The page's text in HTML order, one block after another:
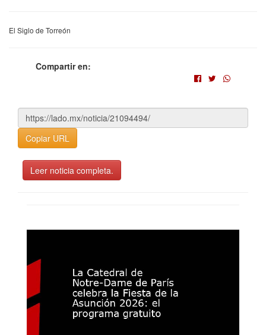
El Siglo de Torreón
Compartir en:
Copiar URL
Leer noticia completa.